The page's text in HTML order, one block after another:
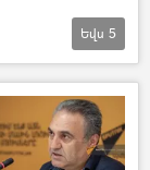
Եվս 5